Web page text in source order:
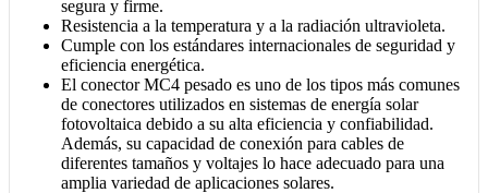
segura y firme.
Resistencia a la temperatura y a la radiación ultravioleta.
Cumple con los estándares internacionales de seguridad y
eficiencia energética.
El conector MC4 pesado es uno de los tipos más comunes
de conectores utilizados en sistemas de energía solar
fotovoltaica debido a su alta eficiencia y confiabilidad.
Además, su capacidad de conexión para cables de
diferentes tamaños y voltajes lo hace adecuado para una
amplia variedad de aplicaciones solares.